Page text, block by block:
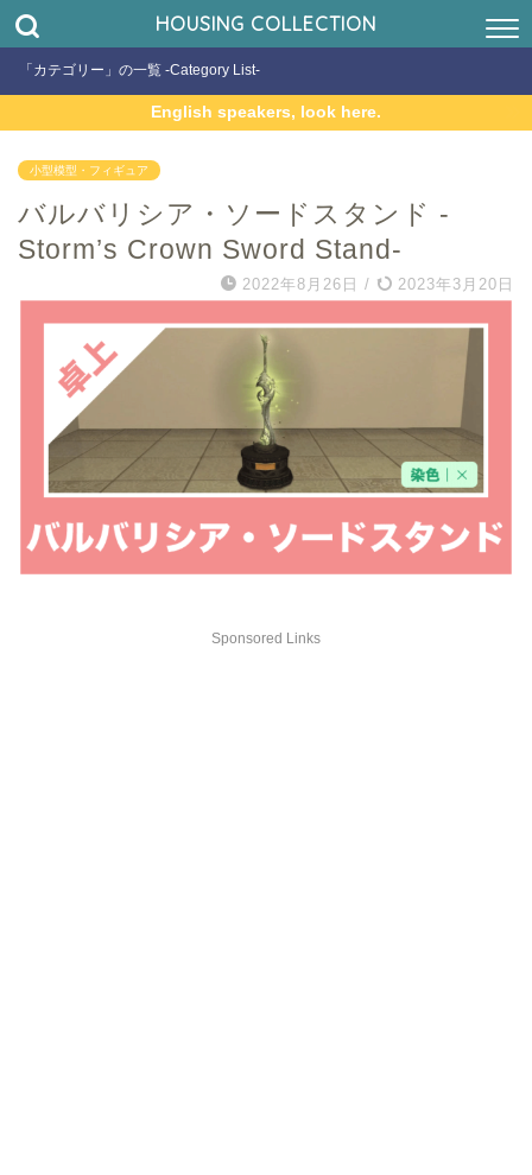
HOUSING COLLECTION
「カテゴリー」の一覧 -Category List-
English speakers, look here.
小型模型・フィギュア
バルバリシア・ソードスタンド -
Storm’s Crown Sword Stand-
2022年8月26日 / 2023年3月20日
Sponsored Links